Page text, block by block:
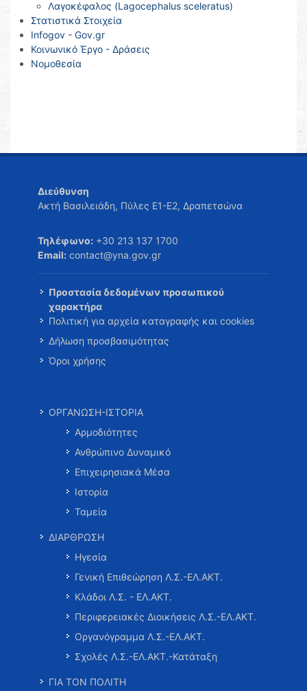
Λαγοκέφαλος (Lagocephalus sceleratus)
Στατιστικά Στοιχεία
Infogov - Gov.gr
Κοινωνικό Έργο - Δράσεις
Νομοθεσία
Διεύθυνση
Ακτή Βασιλειάδη, Πύλες Ε1-Ε2, Δραπετσώνα
Τηλέφωνο: +30 213 137 1700
Email: contact@yna.gov.gr
Προστασία δεδομένων προσωπικού
χαρακτήρα
Πολιτική για αρχεία καταγραφής και cookies
Δήλωση προσβασιμότητας
Όροι χρήσης
ΟΡΓΑΝΩΣΗ-ΙΣΤΟΡΙΑ
Αρμοδιότητες
Ανθρώπινο Δυναμικό
Επιχειρησιακά Μέσα
Ιστορία
Ταμεία
ΔΙΑΡΘΡΩΣΗ
Ηγεσία
Γενική Επιθεώρηση Λ.Σ.-ΕΛ.ΑΚΤ.
Κλάδοι Λ.Σ. - ΕΛ.ΑΚΤ.
Περιφερειακές Διοικήσεις Λ.Σ.-ΕΛ.ΑΚΤ.
Οργανόγραμμα Λ.Σ.-ΕΛ.ΑΚΤ.
Σχολές Λ.Σ.-ΕΛ.ΑΚΤ.-Κατάταξη
ΓΙΑ ΤΟΝ ΠΟΛΙΤΗ